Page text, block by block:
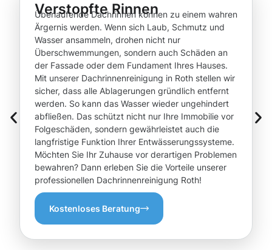
Verstopfte Rinnen
Überlaufende Dachrinnen können zu einem wahren
Ärgernis werden. Wenn sich Laub, Schmutz und
Wasser ansammeln, drohen nicht nur
Überschwemmungen, sondern auch Schäden an
der Fassade oder dem Fundament Ihres Hauses.
Mit unserer Dachrinnenreinigung in Roth stellen wir
sicher, dass alle Ablagerungen gründlich entfernt
werden. So kann das Wasser wieder ungehindert
abfließen. Das schützt nicht nur Ihre Immobilie vor
Folgeschäden, sondern gewährleistet auch die
langfristige Funktion Ihrer Entwässerungssysteme.
Möchten Sie Ihr Zuhause vor derartigen Problemen
bewahren? Dann erleben Sie die Vorteile unserer
professionellen Dachrinnenreinigung Roth!
Kostenloses Beratung